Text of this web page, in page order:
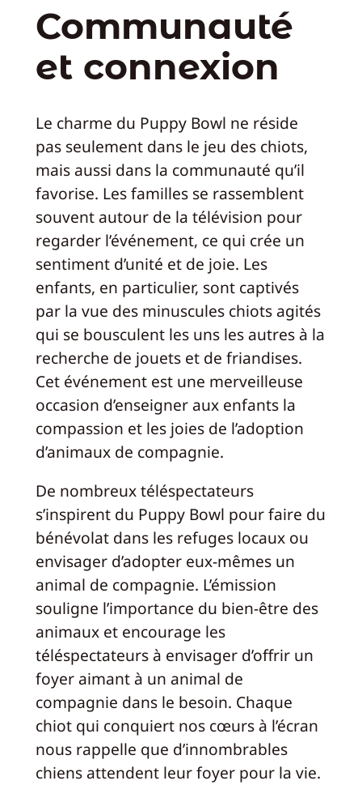
Communauté
et connexion
Le charme du Puppy Bowl ne réside
pas seulement dans le jeu des chiots,
mais aussi dans la communauté qu’il
favorise. Les familles se rassemblent
souvent autour de la télévision pour
regarder l’événement, ce qui crée un
sentiment d’unité et de joie. Les
enfants, en particulier, sont captivés
par la vue des minuscules chiots agités
qui se bousculent les uns les autres à la
recherche de jouets et de friandises.
Cet événement est une merveilleuse
occasion d’enseigner aux enfants la
compassion et les joies de l’adoption
d’animaux de compagnie.
De nombreux téléspectateurs
s’inspirent du Puppy Bowl pour faire du
bénévolat dans les refuges locaux ou
envisager d’adopter eux-mêmes un
animal de compagnie. L’émission
souligne l’importance du bien-être des
animaux et encourage les
téléspectateurs à envisager d’offrir un
foyer aimant à un animal de
compagnie dans le besoin. Chaque
chiot qui conquiert nos cœurs à l’écran
nous rappelle que d’innombrables
chiens attendent leur foyer pour la vie.